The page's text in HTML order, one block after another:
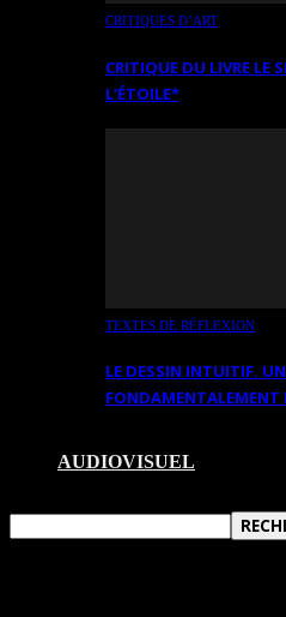
CRITIQUES D’ART
CRITIQUE DU LIVRE LE
L’ÉTOILE*
TEXTES DE RÉFLEXION
LE DESSIN INTUITIF.
FONDAMENTALEMENT
AUDIOVISUEL